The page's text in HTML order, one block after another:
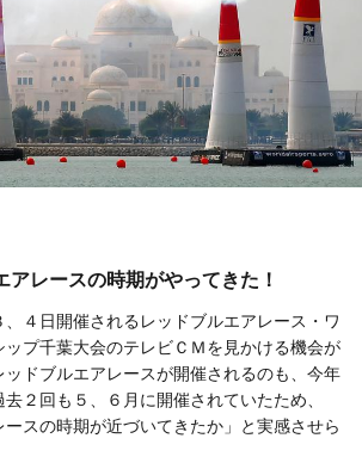
アレースの時期がやってきた！
４日開催されるレッドブルエアレース・ワ
プ千葉大会のテレビＣＭを見かける機会が
ドブルエアレースが開催されるのも、今年
２回も５、６月に開催されていたため、
ースの時期が近づいてきたか」と実感させら